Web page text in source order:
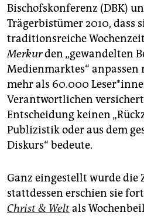
Bischofskonferenz (DBK)
Trägerbistümer 2010, dass
traditionsreiche
Merkurden „gewandelten
Medienmarktes“ anpassen
mehr als 60.000
Verantwortlichen
Entscheidung keinen
Publizistik oder aus dem
Diskurs“ bedeute.
Ganz eingestellt wurde die
stattdessen erschien sie
Christ & Weltals